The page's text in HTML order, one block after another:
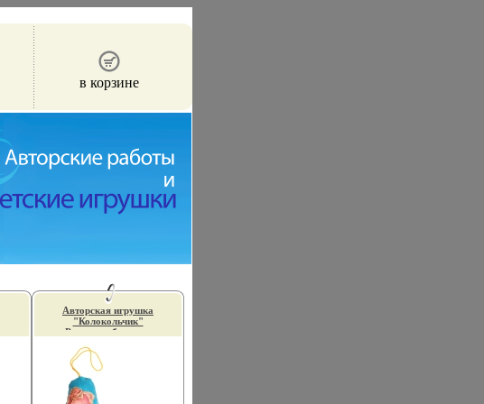
в корзине
Авторская игрушка
"Колокольчик"
Ручная работа для
близких! инфо
13662f.